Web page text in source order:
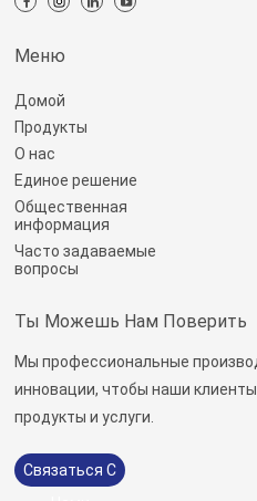
Меню
Домой
Продукты
О нас
Единое решение
Общественная
информация
Часто задаваемые
вопросы
Ты Можешь Нам Поверить
Мы профессиональные
инновации, чтобы наши
продукты и услуги.
Связаться С